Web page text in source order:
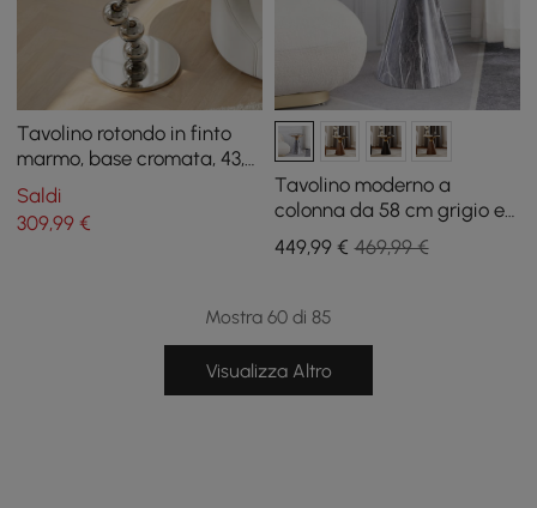
Tavolino rotondo in finto
marmo, base cromata, 43,7
cm, colore argento
Saldi
309,99 €
Tavolino moderno a
colonna da 58 cm grigio e
oro con piano in pietra
sinterizzata
449,99€ 469,99 €
Mostra 60 di 85
Visualizza Altro